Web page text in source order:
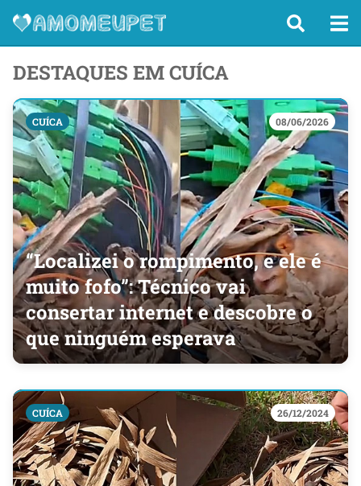
DESTAQUES EM CUÍCA
CUÍCA 08/06/2026
“Localizei o rompimento, e ele é
muito fofo”: Técnico vai
consertar internet e descobre o
que ninguém esperava
CUÍCA 26/12/2024